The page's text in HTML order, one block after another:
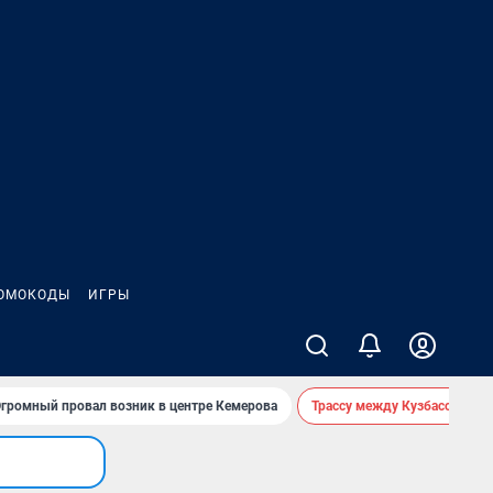
ИГРЫ
провал возник в центре Кемерова Трассу между Кузбассом и